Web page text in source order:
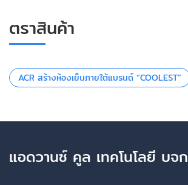
ตราสินค้า
ACR สร้างห้องเย็นภายใต้แบรนด์ “COOLEST”
แอดวานซ์ คูล เทคโนโลยี บจก